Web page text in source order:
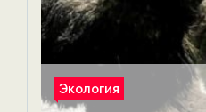
Экология